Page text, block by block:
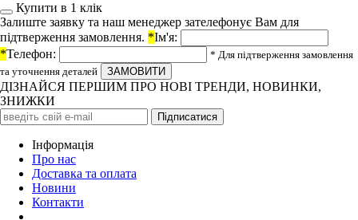
Купити в 1 клiк
Залиште заявку та наш менеджер зателефонує Вам для
підтверження замовлення. *Ім'я:
*Телефон:
* Для підтверження замовлення
та уточнення деталей
ДІЗНАЙСЯ ПЕРШИМ ПРО НОВІ ТРЕНДИ, НОВИНКИ,
ЗНИЖКИ
Iнформація
Про нас
Доставка та оплата
Новини
Контакти